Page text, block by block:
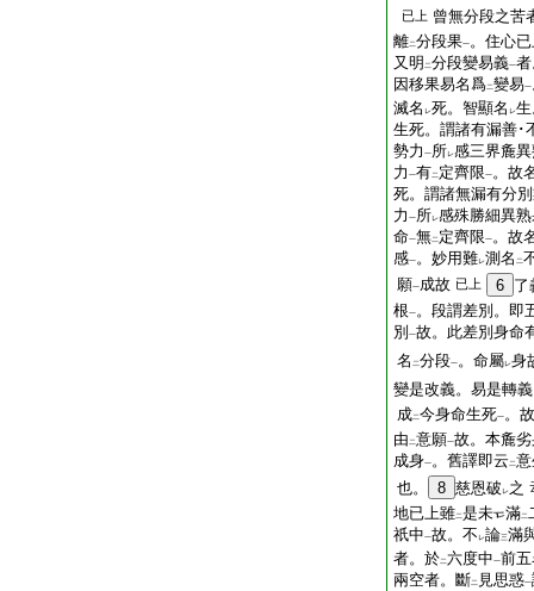
已上 曾無分段之苦
離二分段果一。住心
又明 二分段變易義一
因移果易名爲二變易一
滅名 レ死。智顯名 レ
生死。謂諸有漏善･
勢力 一所レ感三界麁
力 一有二 定齊限一。故
死。謂諸無漏有分
力 一所レ感殊勝細異
命一無二 定齊限一。故
感一。妙用難レ測名 二
願一成故 已上 6 了
根一。段謂差別。即
別 一故。此差別身命
名 二分段一。命屬レ身
變是改義。易是轉
成二今身命生死一。
由 二意願一故。本麁
成身一。舊譯即云 二
也。
8 慈恩破 レ之
地已上雖二是未 滿二
祇中一故。不 レ論三滿
者。於二六度中一前
兩空者。斷二 見思惑一